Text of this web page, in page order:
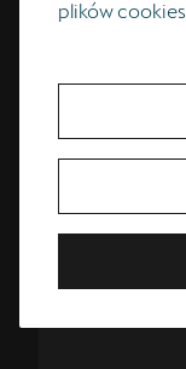
Bezpłatna jazda
Przetestuj model
plików cookies